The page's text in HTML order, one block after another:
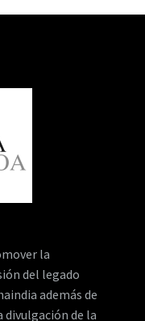
la
del legado
además de
de la